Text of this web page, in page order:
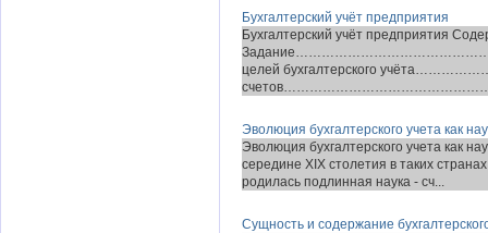
Бухгалтерский учёт предприятия
Бухгалтерский учёт предприятия
целей бухгалтерского
Эволюция бухгалтерского учета как
Эволюция бухгалтерского учета как
середине XIX столетия в таких
родилась подлинная наука - сч...
Сущность и содержание